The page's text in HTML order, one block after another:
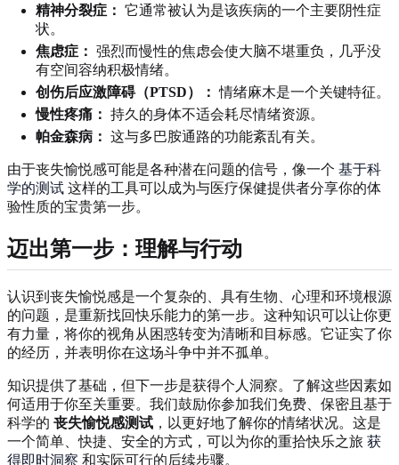
精神分裂症： 它通常被认为是该疾病的一个主要阴性症
状。
焦虑症： 强烈而慢性的焦虑会使大脑不堪重负，几乎没
有空间容纳积极情绪。
创伤后应激障碍（PTSD）： 情绪麻木是一个关键特征。
慢性疼痛： 持久的身体不适会耗尽情绪资源。
帕金森病： 这与多巴胺通路的功能紊乱有关。
由于丧失愉悦感可能是各种潜在问题的信号，像一个 基于科
学的测试 这样的工具可以成为与医疗保健提供者分享你的体
验性质的宝贵第一步。
迈出第一步：理解与行动
认识到丧失愉悦感是一个复杂的、具有生物、心理和环境根源
的问题，是重新找回快乐能力的第一步。这种知识可以让你更
有力量，将你的视角从困惑转变为清晰和目标感。它证实了你
的经历，并表明你在这场斗争中并不孤单。
知识提供了基础，但下一步是获得个人洞察。了解这些因素如
何适用于你至关重要。我们鼓励你参加我们免费、保密且基于
科学的 丧失愉悦感测试 ，以更好地了解你的情绪状况。这是
一个简单、快捷、安全的方式，可以为你的重拾快乐之旅 获
得即时洞察 和实际可行的后续步骤。